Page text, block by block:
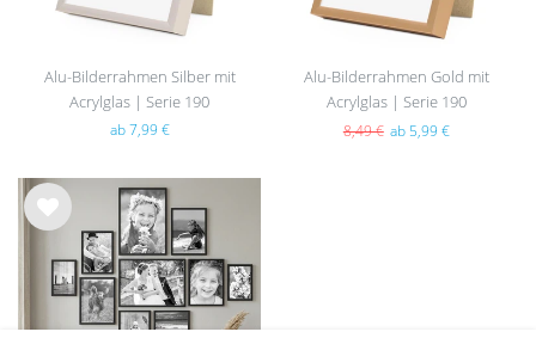
Alu-Bilderrahmen Silber mit
Acrylglas | Serie 190
ab 7,99 €
Alu-Bilderrahmen Gold mit
Acrylglas | Serie 190
8,49 € ab 5,99 €
Wu
hlist
e